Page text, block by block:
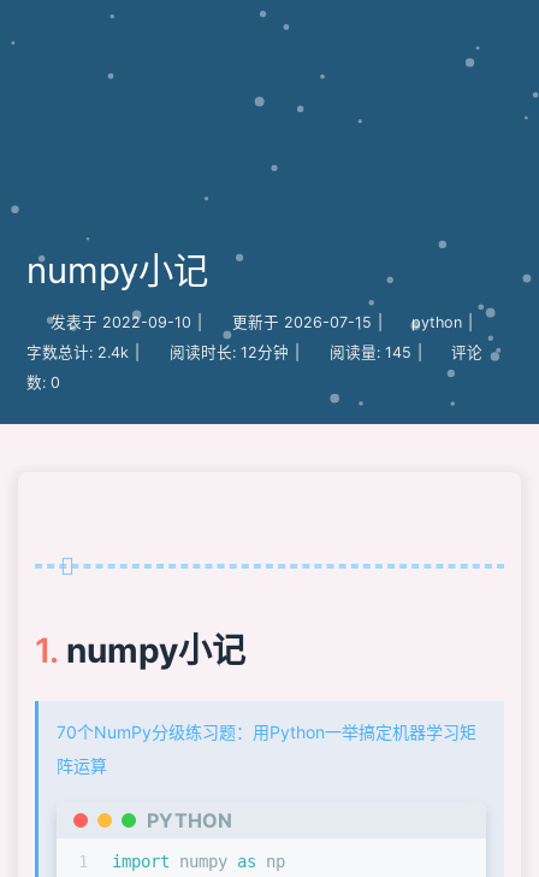
numpy小记
发表于 2022-09-10 更新于 2026-07-15 python
字数总计: 2.4k 阅读时长: 12分钟 阅读量: 145
评论
数: 0
numpy小记
70个NumPy分级练习题：用Python一举搞定机器学习矩
阵运算
PYTHON
1
import numpy as np